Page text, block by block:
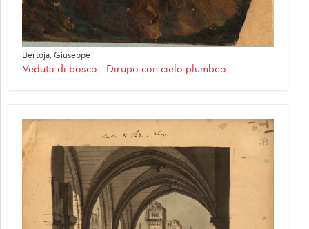
Bertoja, Giuseppe
Veduta di bosco - Dirupo con cielo plumbeo